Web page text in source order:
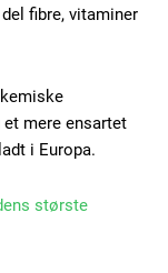
fibre, vitaminer
mere ensartet
i Europa.
største